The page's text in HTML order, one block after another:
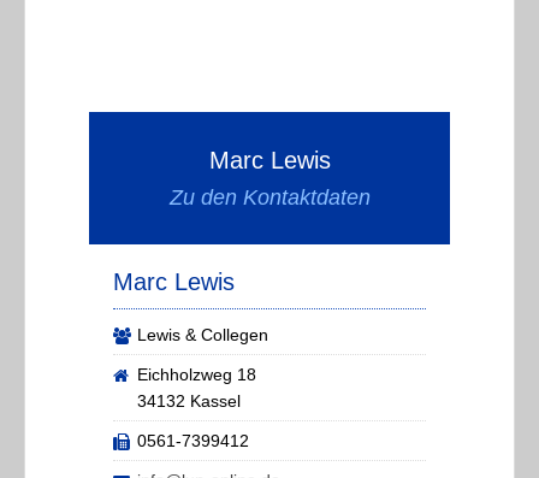
Marc Lewis
Zu den Kontaktdaten
Marc Lewis
Lewis & Collegen
Eichholzweg 18
34132 Kassel
0561-7399412